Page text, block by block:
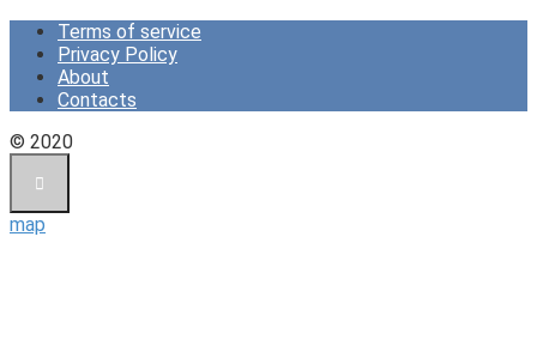
Terms of service
Privacy Policy
About
Contacts
© 2020
map